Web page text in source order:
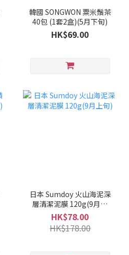
韓國 SONGWON 粟米鬚茶
40包 (1套2盒)(5月下旬)
HK$69.00
日本 Sumdoy 火山海泥深
層清潔泥膜 120g(9月上
旬)
HK$78.00
HK$178.00